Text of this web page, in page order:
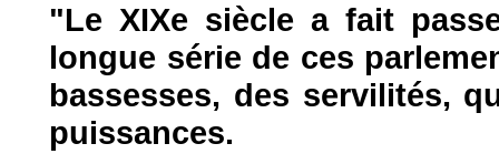
"Le XIXe siècle a fait
longue série de ces
bassesses, des servilités,
puissances.